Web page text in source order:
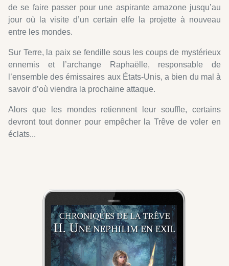
de se faire passer pour une aspirante amazone jusqu’au
jour où la visite d’un certain elfe la projette à nouveau
entre les mondes.
Sur Terre, la paix se fendille sous les coups de mystérieux
ennemis et l’archange Raphaëlle, responsable de
l’ensemble des émissaires aux États-Unis, a bien du mal à
savoir d’où viendra la prochaine attaque.
Alors que les mondes retiennent leur souffle, certains
devront tout donner pour empêcher la Trêve de voler en
éclats...